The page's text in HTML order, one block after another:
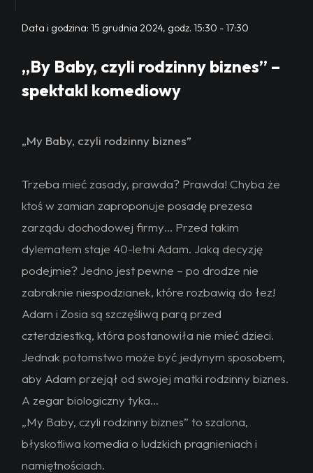
Data i godzina:15 grudnia 2024, godz. 15:30 -17:30
„By Baby, czyli rodzinny biznes” –
spektakl komediowy
„My Baby, czyli rodzinny biznes”
Trzeba mieć zasady, prawda? Prawda! Chyba że
ktoś w zamian zaproponuje posadę prezesa
zarządu dochodowej firmy… Przed takim
dylematem staje 40-letni Adam. Jaką decyzję
podejmie? Jedno jest pewne – po drodze nie
zabraknie niespodzianek, które rozbawią do łez!
Adam i Zosia są szczęśliwą parą przed
czterdziestką, która postanowiła nie mieć dzieci.
Jednak potomstwo może być jedynym sposobem,
aby Adam przejął od swojej matki rodzinny biznes.
A zegar biologiczny tyka…
„My Baby, czyli rodzinny biznes” to szalona,
błyskotliwa komedia o ludzkich pragnieniach i
namiętnościach.